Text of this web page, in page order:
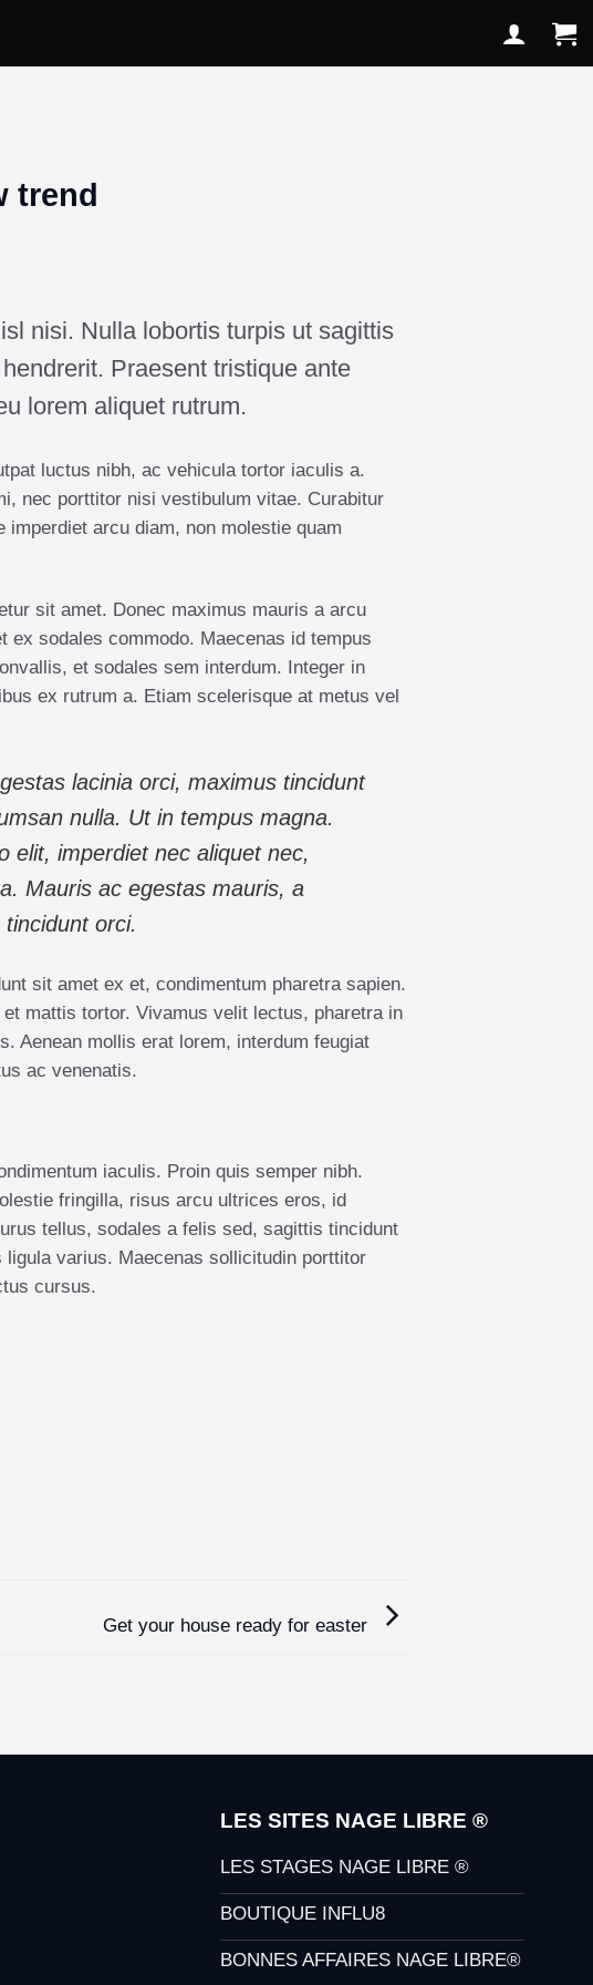
trend
nisi. Nulla lobortis turpis ut sagittis
Praesent tristique ante
lorem aliquet rutrum.
luctus nibh, ac vehicula tortor iaculis a.
nec porttitor nisi vestibulum vitae. Curabitur
arcu diam, non molestie quam
sit amet. Donec maximus mauris a arcu
sodales commodo. Maecenas id tempus
et sodales sem interdum. Integer in
ex rutrum a. Etiam scelerisque at metus vel
lacinia orci, maximus tincidunt
nulla. Ut in tempus magna.
elit, imperdiet nec aliquet nec,
Mauris ac egestas mauris, a
orci.
sit amet ex et, condimentum pharetra sapien.
mattis tortor. Vivamus velit lectus, pharetra in
Aenean mollis erat lorem, interdum feugiat
ac venenatis.
iaculis. Proin quis semper nibh.
fringilla, risus arcu ultrices eros, id
tellus, sodales a felis sed, sagittis tincidunt
varius. Maecenas sollicitudin porttitor
cursus.
Get your house ready for easter
LES SITES NAGE LIBRE ®
LES STAGES NAGE LIBRE ®
BOUTIQUE INFLU8
BONNES AFFAIRES NAGE LIBRE®